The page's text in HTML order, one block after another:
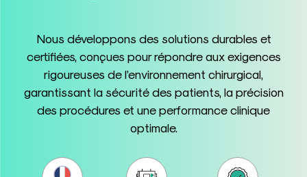
Nous développons des solutions durables et
certifiées, conçues pour répondre aux exigences
rigoureuses de l’environnement chirurgical,
garantissant la sécurité des patients, la précision
des procédures et une performance clinique
optimale.